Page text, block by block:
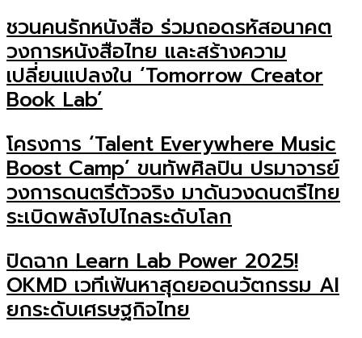
ชวนคนรักหนังสือ ร่วมถอดรหัสอนาคต
วงการหนังสือไทย และสร้างความ
เปลี่ยนแปลงใน ‘Tomorrow Creator
Book Lab’
โครงการ ‘Talent Everywhere Music
Boost Camp’ ขนทัพศิลปิน ปรมาจารย์
วงการดนตรีตัวจริง มาดันวงดนตรีไทย
ระเบิดพลังไปไกลระดับโลก
ปิดฉาก Learn Lab Power 2025!
OKMD เวทีเฟ้นหาสุดยอดนวัตกรรม AI
ยกระดับเศรษฐกิจไทย